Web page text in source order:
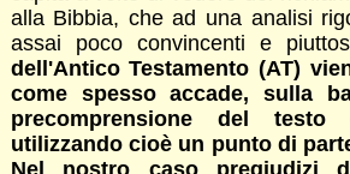
alla Bibbia, che ad una analisi
assai poco convincenti e
dell'Antico Testamento (AT)
come spesso accade, sulla
precomprensione del testo
utilizzando cioè un punto di